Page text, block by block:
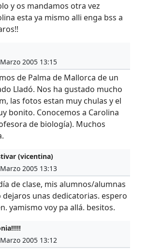
y os mandamos otra vez
esta ya mismo alli enga bss a
2005 13:15
de Palma de Mallorca de un
Lladó. Nos ha gustado mucho
las fotos estan muy chulas y el
bonito. Conocemos a Carolina
de biología). Muchos
(vicentina)
2005 13:13
de clase, mis alumnos/alumnas
dejaros unas dedicatorias. espero
yamismo voy pa allá. besitos.
2005 13:12